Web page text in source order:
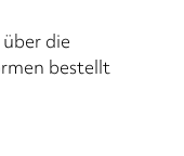
die
bestellt